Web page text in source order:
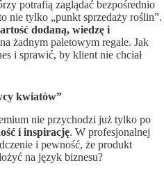
potrafią zaglądać bezpośrednio
nie tylko „punkt sprzedaży roślin”.
dodaną, wiedzę i
żadnym paletowym regale. Jak
i sprawić, by klient nie chciał
kwiatów”
nie przychodzi już tylko po
i inspirację. W profesjonalnej
i pewność, że produkt
na język biznesu?